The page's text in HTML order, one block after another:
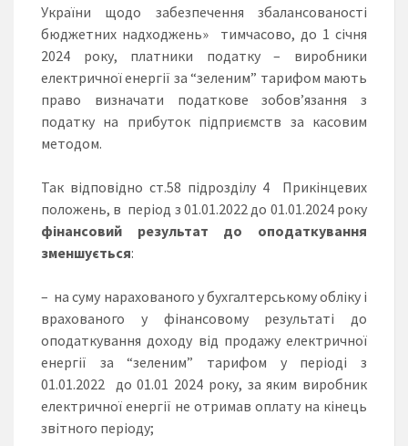
України щодо забезпечення збалансованості
бюджетних надходжень» тимчасово, до 1 січня
2024 року, платники податку – виробники
електричної енергії за “зеленим” тарифом мають
право визначати податкове зобов’язання з
податку на прибуток підприємств за касовим
методом.
Так відповідно ст.58 підрозділу 4 Прикінцевих
положень, в період з 01.01.2022 до 01.01.2024 року
фінансовий результат до оподаткування
зменшується:
– на суму нарахованого у бухгалтерському обліку і
врахованого у фінансовому результаті до
оподаткування доходу від продажу електричної
енергії за “зеленим” тарифом у періоді з
01.01.2022 до 01.01 2024 року, за яким виробник
електричної енергії не отримав оплату на кінець
звітного періоду;